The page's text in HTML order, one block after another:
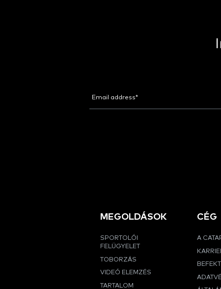
MEGOLDÁSOK
SPORTOLÓI
FELÜGYELET
TOBORZÁS
VIDEÓ ELEMZÉS
TARTALOM
CÉG
A